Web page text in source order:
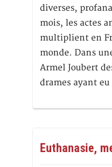
diverses,
mois, les actes
multiplient en
monde. Dans
Armel Joubert
drames ayant
Euthanasie,